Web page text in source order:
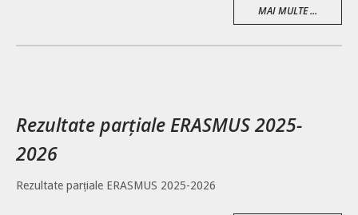
MAI MULTE ...
Rezultate parțiale ERASMUS 2025-
2026
Rezultate parțiale ERASMUS 2025-2026